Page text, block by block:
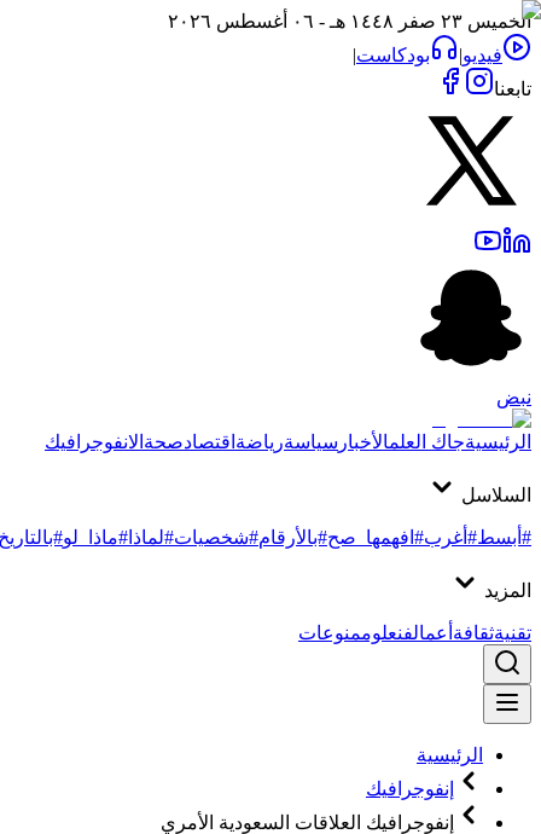
الخميس ٢٣ صفر ١٤٤٨ هـ - ٠٦ أغسطس ٢٠٢٦
فيديو| بودكاست|
تابعنا
نبض
الرئيسيةجاك العلمالأخبار سياسةرياضةاقتصادصحةالانفوجرافيك
السلاسل
#أبسط#أغرب#افهمها_صح#بالأرقام#شخصيات#لماذا #ماذا_لو#بالتاريخ
المزيد
تقنيةثقافةأعمالفنعلوممنوعات
الرئيسية
إنفوجرافيك
إنفوجرافيك العلاقات السعودية الأمري